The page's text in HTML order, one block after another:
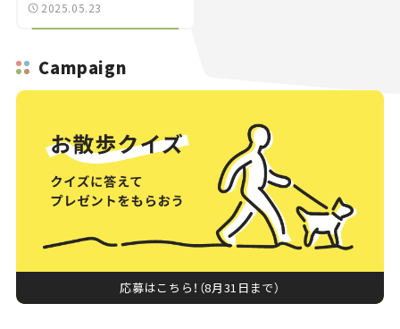
2025.05.23
Campaign
応募はこちら！（8月31日まで）